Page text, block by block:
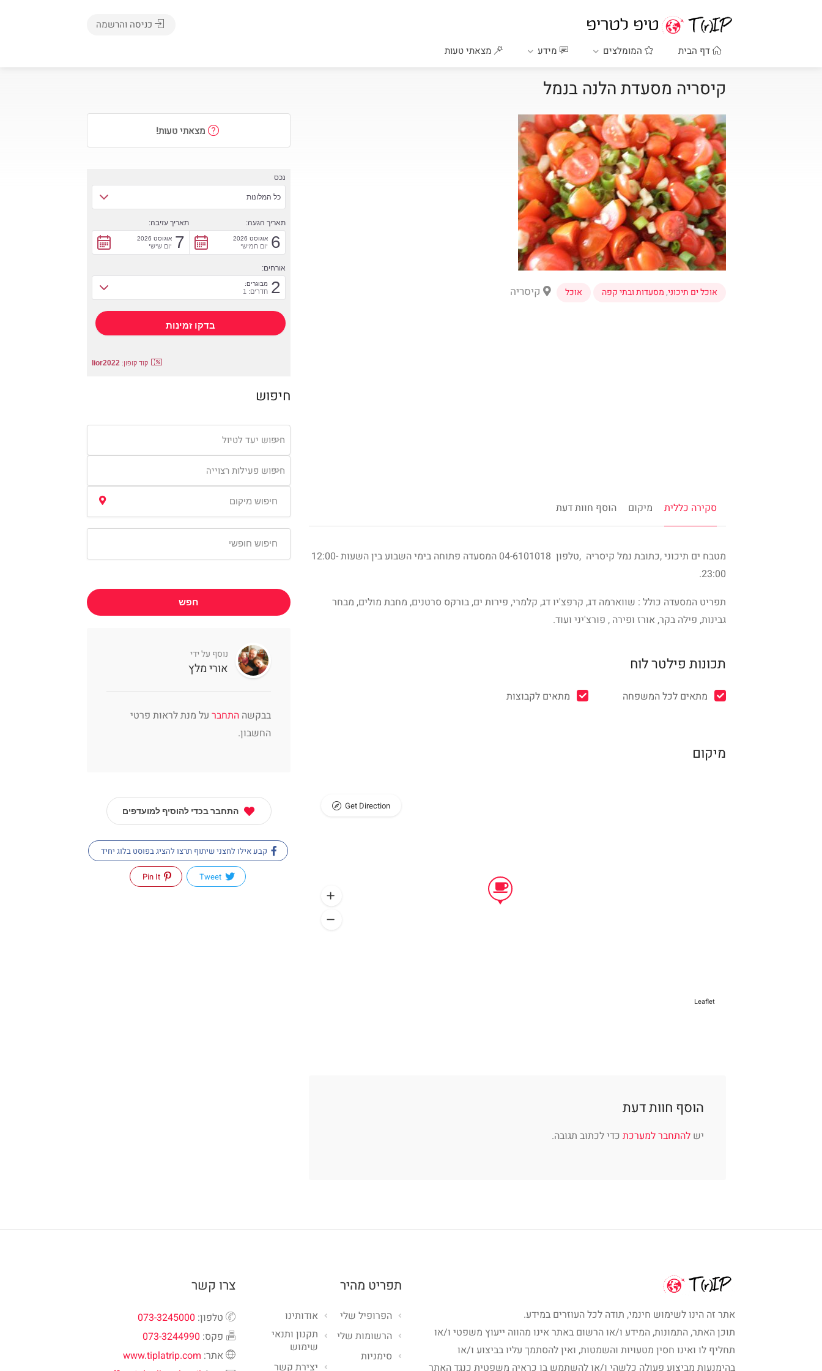
דף הבית המומלצים מידע מצאתי טעות
כניסה והרשמה
קיסריה מסעדת הלנה בנמל
אוכל ים תיכוני,מסעדות ובתי קפה אוכל קיסריה
סקירה כללית מיקום הוסף חוות דעת
מטבח ים תיכוני ,כתובת נמל קיסריה ,טלפון 04-6101018 המסעדה פתוחה בימי השבוע בין השעות 12:00-
23:00.
תפריט המסעדה כולל : שווארמה דג, קרפצ'יו דג, קלמרי, פירות ים, בורקס סרטנים, מחבת מולים, מבחר
גבינות, פילה בקר, אורז ופירה , פורצ'יני ועוד.
תכונות פילטר לוח
מתאים לכל המשפחה מתאים לקבוצות
מיקום
Leaflet
Get Direction
הוסף חוות דעת
יש להתחבר למערכת כדי לכתוב תגובה.
מצאתי טעות!
נכס
כל המלונות
תאריך הגעה:
6 אוגוסט 2026
יום חמישי
תאריך עזיבה:
7 אוגוסט 2026
יום שישי
אורחים:
2 מבוגרים:
חדרים: 1
קוד קופון: lior2022
חיפוש
חיפוש יעד לטיול
חיפוש פעילות רצוייה
חפש
נוסף על ידי
אורי מלץ
בבקשה התחבר על מנת לראות פרטי
החשבון.
התחבר בכדי להוסיף למועדפים
קבע אילו לחצני שיתוף תרצו להציג בפוסט בלוג יחיד
אתר זה הינו לשימוש חינמי, תודה לכל העוזרים במידע.
תוכן האתר, התמונות, המידע ו/או הרשום באתר אינו מהווה ייעוץ משפטי ו/או
תחליף לו ואינו חסין מטעויות והשמטות, ואין להסתמך עליו בביצוע ו/או
בהימנעות מביצוע פעולה כלשהי ו/או להשתמש בו כראיה משפטית כנגד האתר
תפריט מהיר
אודותינו
תקנון ותנאי
שימוש
יצירת קשר
הפרופיל שלי
הרשומות שלי
סימניות
צרו קשר
טלפון: 073-3245000
פקס: 073-3244990
אתר: www.tiplatrip.com